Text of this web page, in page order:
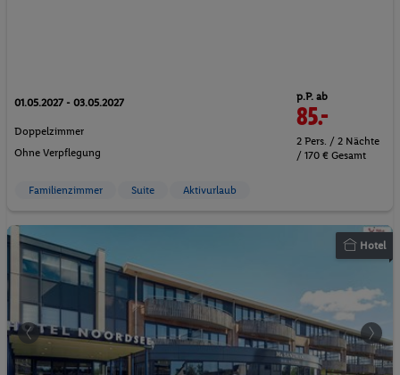
01.05.2027 - 03.05.2027
Doppelzimmer
Ohne Verpflegung
p.P. ab
85.-
2 Pers. / 2 Nächte
/ 170 € Gesamt
Familienzimmer Suite Aktivurlaub
Hotel